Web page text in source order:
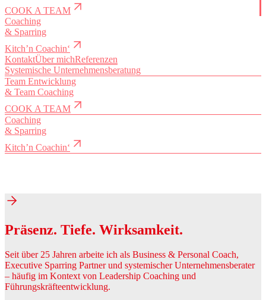
COOK A TEAM
Coaching
& Sparring
Kitch’n Coachin‘
KontaktÜber michReferenzen
Systemische Unternehmensberatung
Team Entwicklung
& Team Coaching
COOK A TEAM
Coaching
& Sparring
Kitch’n Coachin‘
Präsenz. Tiefe. Wirksamkeit.
Seit über 25 Jahren arbeite ich als Business & Personal Coach,
Executive Sparring Partner und systemischer Unternehmensberater
– häufig im Kontext von Leadership Coaching und
Führungskräfteentwicklung.